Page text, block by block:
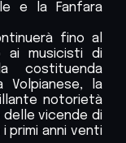
e la Fanfara
fino al
ai musicisti di
costituenda
Volpianese, la
notorietà
vicende di
primi anni venti